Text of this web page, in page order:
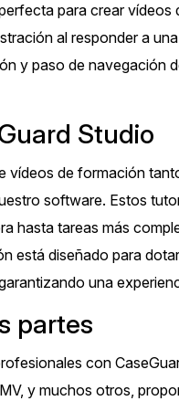
para crear
al responder a
y paso de navegación
Studio
de formación
software. Estos
hasta tareas más
está diseñado para
una
partes
con
y muchos otros,